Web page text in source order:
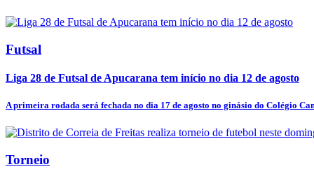
Futsal
Liga 28 de Futsal de Apucarana tem início no dia 12 de agosto
A primeira rodada será fechada no dia 17 de agosto no ginásio do Colégio
Torneio